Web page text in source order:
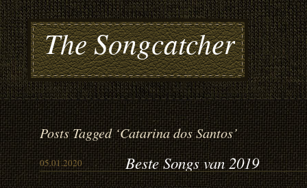
The Songcatcher
Posts Tagged ‘Catarina dos Santos’
05.01.2020 Beste Songs van 2019